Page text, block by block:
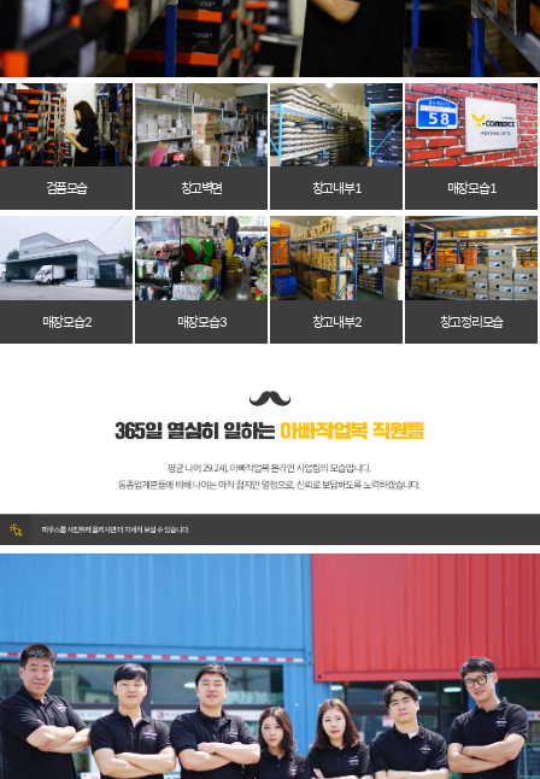
검품모습 창고벽면 창고 내부 1 매장 모습 1
매장 모습 2 매장 모습 3 창고 내부 2 창고 정리 모습